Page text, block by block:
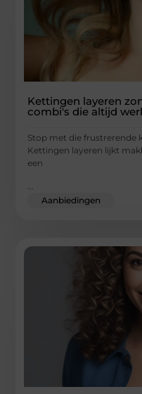
Kettingen layeren
combi's die altijd
Stop met die frustrerende
Kettingen layeren lijkt
een
Aanbiedingen